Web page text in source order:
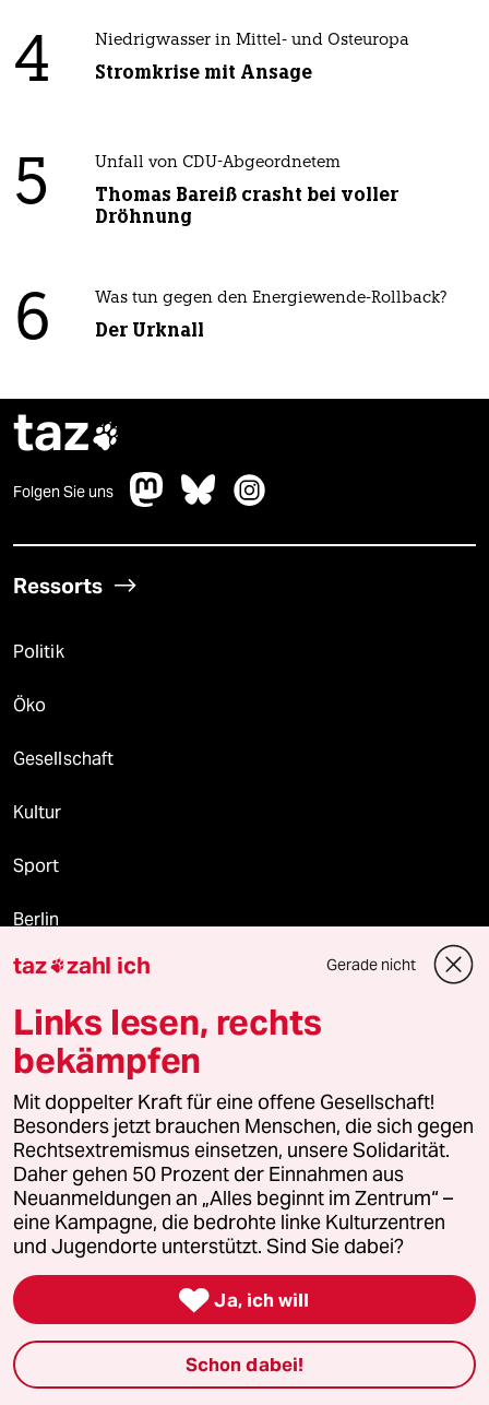
4 Niedrigwasser in Mittel- und Osteuropa
Stromkrise mit Ansage
5 Unfall von CDU-Abgeordnetem
Thomas Bareiß crasht bei voller
Dröhnung
6 Was tun gegen den Energiewende-Rollback?
Der Urknall
taz
Folgen Sie uns
Ressorts
Politik
Öko
Gesellschaft
Kultur
Sport
Berlin
Nord
Wahrheit
Themen
Hitze
Gewalt gegen Frauen
Nahost-Konflikt
Verlag
taz zahl ich Gerade nicht
Links lesen, rechts
bekämpfen
Mit doppelter Kraft für eine offene Gesellschaft!
Besonders jetzt brauchen Menschen, die sich gegen
Rechtsextremismus einsetzen, unsere Solidarität.
Daher gehen 50 Prozent der Einnahmen aus
Neuanmeldungen an „Alles beginnt im Zentrum“ –
eine Kampagne, die bedrohte linke Kulturzentren
und Jugendorte unterstützt. Sind Sie dabei?
 Ja, ich will
Schon dabei!